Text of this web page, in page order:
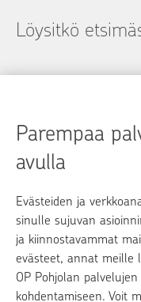
Parempaa
avulla
Evästeiden ja
sinulle sujuvan
ja kiinnostavammat
evästeet, annat meille
OP Pohjolan
kohdentamiseen. Voit
Löysitkö
op.fi
OP Media
Yhteystiedot